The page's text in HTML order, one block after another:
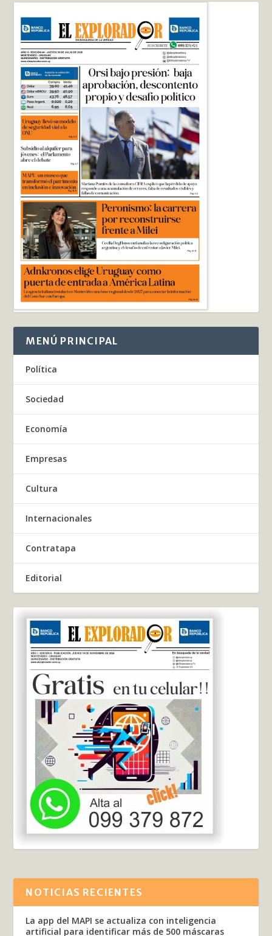
MENÚ PRINCIPAL
Política
Sociedad
Economía
Empresas
Cultura
Internacionales
Contratapa
Editorial
NOTICIAS RECIENTES
La app del MAPI se actualiza con inteligencia
artificial para identificar más de 500 máscaras